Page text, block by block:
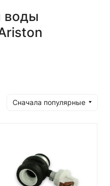
воды
Сначала популярные